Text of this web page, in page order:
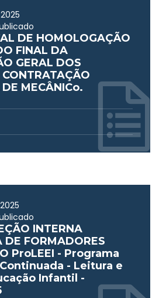
DE HOMOLOGAÇÃO
FINAL DA
GERAL DOS
MECÂNICо.
INTERNA
DE FORMADORES
ProLEEI - Programa
- Leitura e
Infantil -